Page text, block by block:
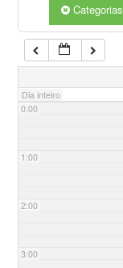
Categorias
Dia inteiro
0:00
1:00
2:00
3:00